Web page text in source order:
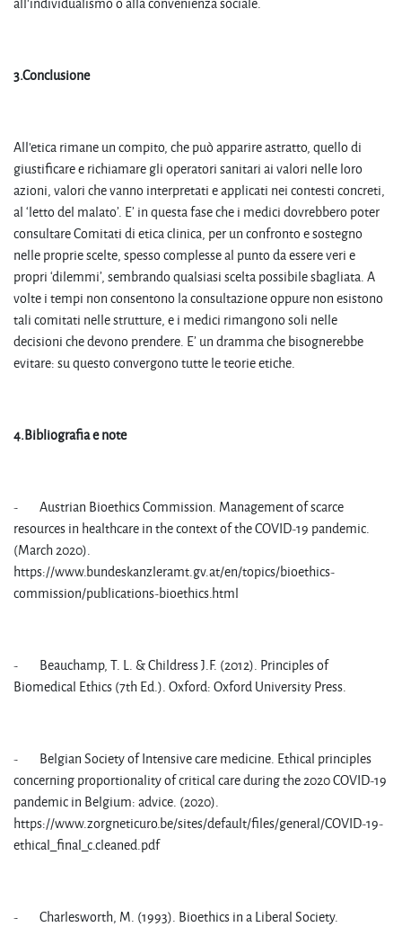
3.Conclusione
All’etica rimane un compito, che può apparire astratto, quello di
giustificare e richiamare gli operatori sanitari ai valori nelle loro
azioni, valori che vanno interpretati e applicati nei contesti concreti,
al ‘letto del malato’. E’ in questa fase che i medici dovrebbero poter
consultare Comitati di etica clinica, per un confronto e sostegno
nelle proprie scelte, spesso complesse al punto da essere veri e
propri ‘dilemmi’, sembrando qualsiasi scelta possibile sbagliata. A
volte i tempi non consentono la consultazione oppure non esistono
tali comitati nelle strutture, e i medici rimangono soli nelle
decisioni che devono prendere. E’ un dramma che bisognerebbe
evitare: su questo convergono tutte le teorie etiche.
4.Bibliografia e note
- Austrian Bioethics Commission. Management of scarce
resources in healthcare in the context of the COVID-19 pandemic.
(March 2020).
https://www.bundeskanzleramt.gv.at/en/topics/bioethics-
commission/publications-bioethics.html
- Beauchamp, T. L. & Childress J.F. (2012). Principles of
Biomedical Ethics (7th Ed.). Oxford: Oxford University Press.
- Belgian Society of Intensive care medicine. Ethical principles
concerning proportionality of critical care during the 2020 COVID-19
pandemic in Belgium: advice. (2020).
https://www.zorgneticuro.be/sites/default/files/general/COVID-19-
ethical_final_c.cleaned.pdf
- Charlesworth, M. (1993). Bioethics in a Liberal Society.